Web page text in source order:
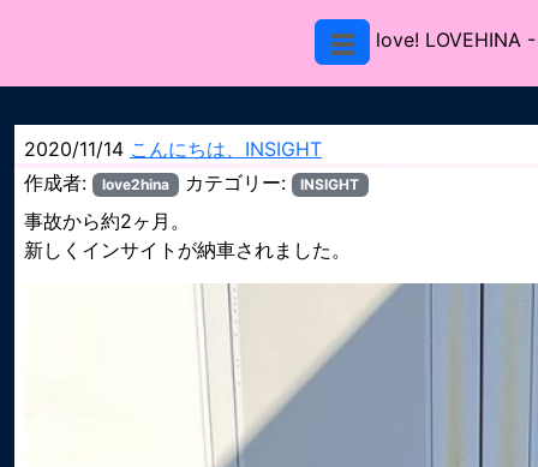
love! LOVEHINA
2020/11/14 こんにちは、INSIGHT
作成者:
love2hina カテゴリー: INSIGHT
事故から約2ヶ月。
新しくインサイトが納車されました。